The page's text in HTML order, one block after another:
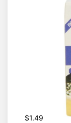
$1.49